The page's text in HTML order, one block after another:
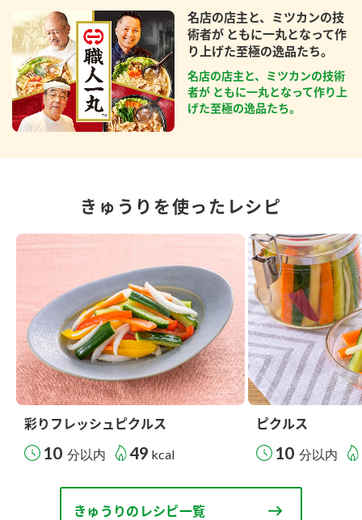
名店の店主と、ミツカンの技
術者が ともに一丸となって作
り上げた至極の逸品たち。
名店の店主と、ミツカンの技術
者が ともに一丸となって作り上
げた至極の逸品たち。
きゅうりを使ったレシピ
彩りフレッシュピクルス
10 分以内 49 kcal
ピクルス
10 分以内
きゅうりのレシピ一覧